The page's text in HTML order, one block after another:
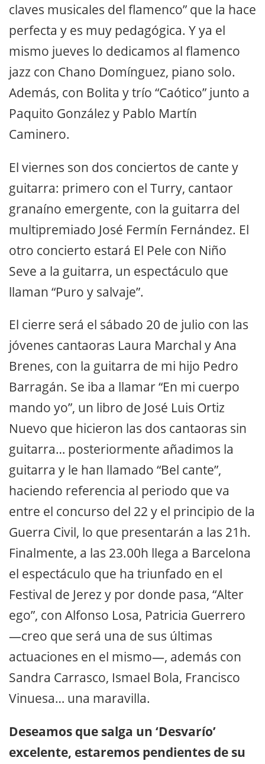
claves musicales del flamenco” que la hace
perfecta y es muy pedagógica. Y ya el
mismo jueves lo dedicamos al flamenco
jazz con Chano Domínguez, piano solo.
Además, con Bolita y trío “Caótico” junto a
Paquito González y Pablo Martín
Caminero.
El viernes son dos conciertos de cante y
guitarra: primero con el Turry, cantaor
granaíno emergente, con la guitarra del
multipremiado José Fermín Fernández. El
otro concierto estará El Pele con Niño
Seve a la guitarra, un espectáculo que
llaman “Puro y salvaje”.
El cierre será el sábado 20 de julio con las
jóvenes cantaoras Laura Marchal y Ana
Brenes, con la guitarra de mi hijo Pedro
Barragán. Se iba a llamar “En mi cuerpo
mando yo”, un libro de José Luis Ortiz
Nuevo que hicieron las dos cantaoras sin
guitarra… posteriormente añadimos la
guitarra y le han llamado “Bel cante”,
haciendo referencia al periodo que va
entre el concurso del 22 y el principio de la
Guerra Civil, lo que presentarán a las 21h.
Finalmente, a las 23.00h llega a Barcelona
el espectáculo que ha triunfado en el
Festival de Jerez y por donde pasa, “Alter
ego”, con Alfonso Losa, Patricia Guerrero
—creo que será una de sus últimas
actuaciones en el mismo—, además con
Sandra Carrasco, Ismael Bola, Francisco
Vinuesa… una maravilla.
Deseamos que salga un ‘Desvarío’
excelente, estaremos pendientes de su